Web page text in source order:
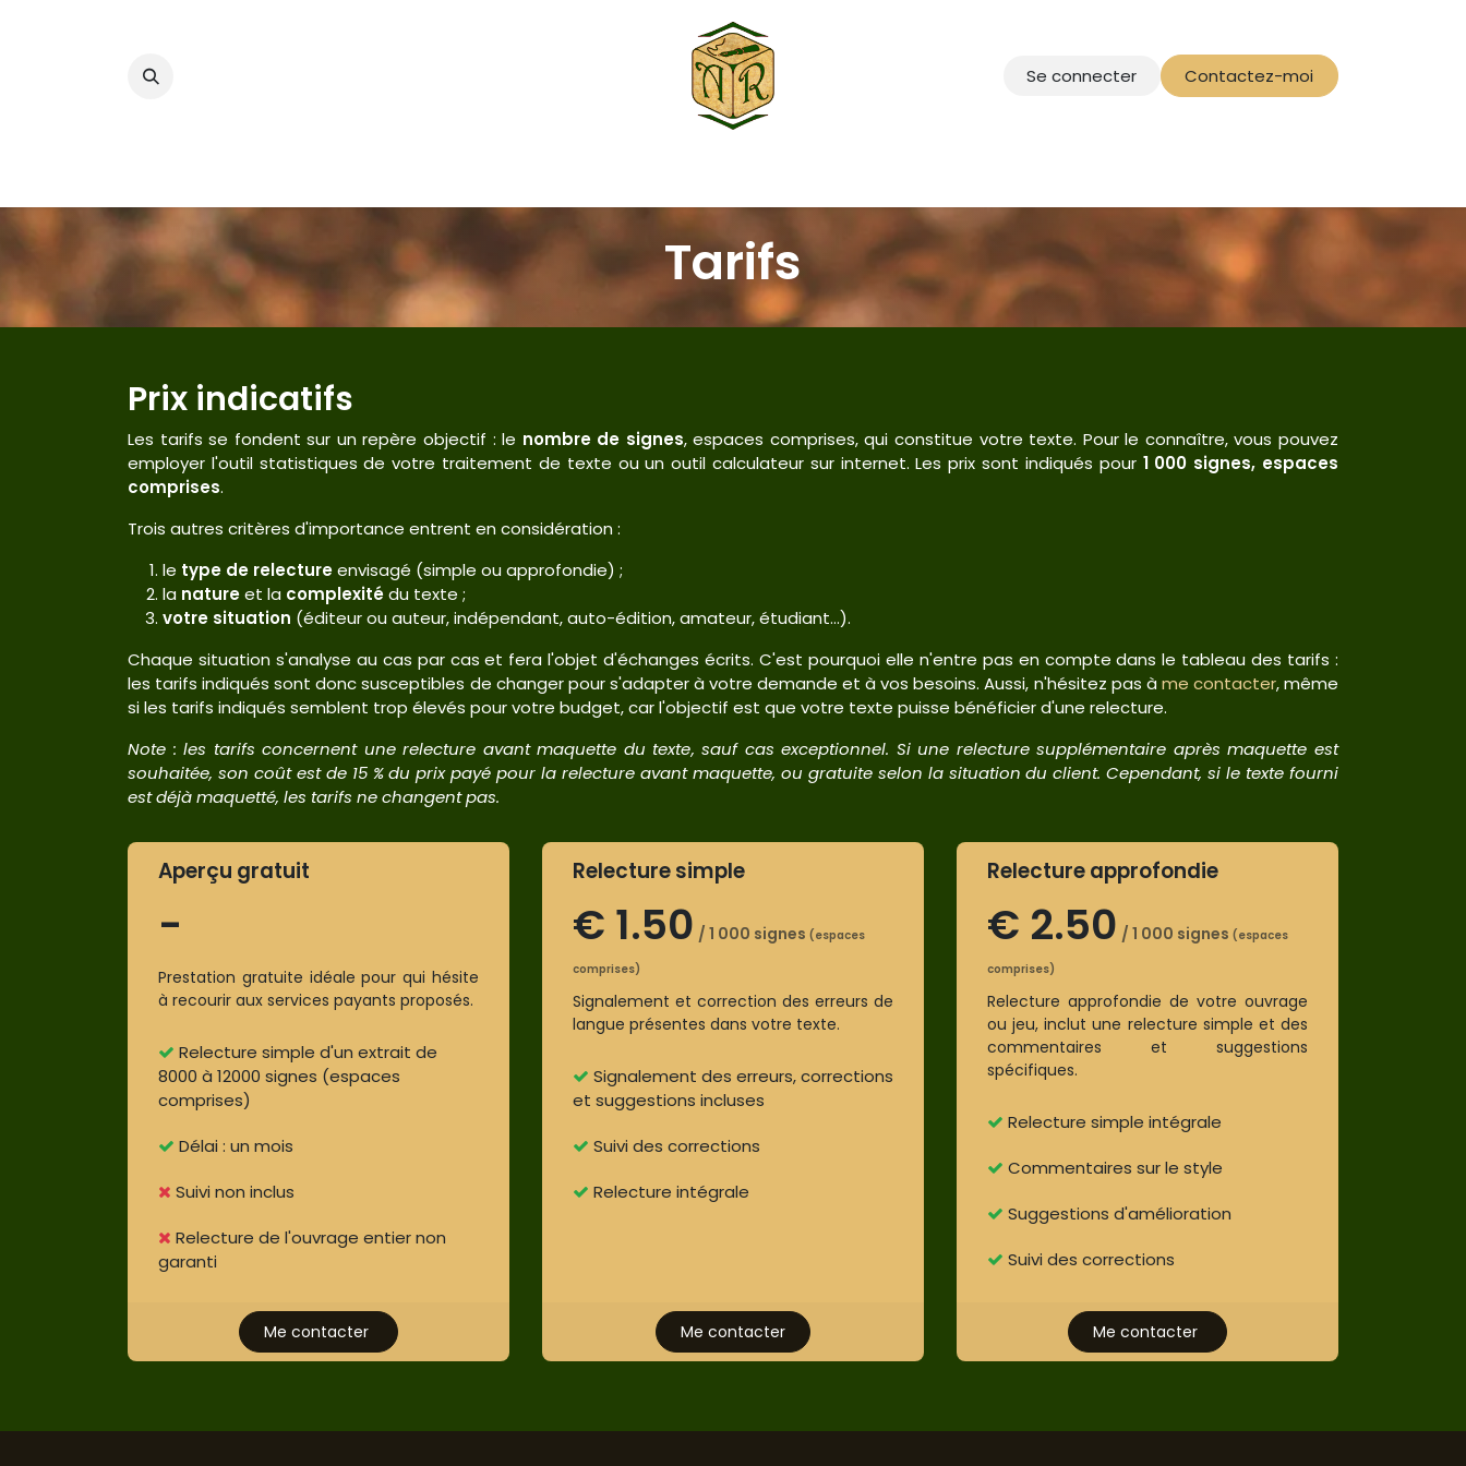
Se connecter Contactez-moi
Tarifs
Prix indicatifs
Les tarifs se fondent sur un repère objectif : le nombre de signes, espaces comprises, qui constitue votre texte. Pour le connaître, vous pouvez
employer l'outil statistiques de votre traitement de texte ou un outil calculateur sur internet. Les prix sont indiqués pour 1 000 signes, espaces
comprises.
Trois autres critères d'importance entrent en considération :
le type de relectureenvisagé (simple ou approfondie) ;
la natureet la complexitédu texte ;
votre situation (éditeur ou auteur, indépendant, auto-édition, amateur, étudiant...).
Chaque situation s'analyse au cas par cas et fera l'objet d'échanges écrits. C'est pourquoi elle n'entre pas en compte dans le tableau des tarifs :
les tarifs indiqués sont donc susceptibles de changer pour s'adapter à votre demande et à vos besoins. Aussi, n'hésitez pas àme contacter, même
si les tarifs indiqués semblent trop élevés pour votre budget, car l'objectif est que votre texte puisse bénéficier d'une relecture.
Note : les tarifs concernent une relecture avant maquette du texte, sauf cas exceptionnel. Si une relecture supplémentaire après maquette est
souhaitée, son coût est de 15 % du prix payé pour la relecture avant maquette, ou gratuite selon la situation du client. Cependant, si le texte fourni
est déjà maquetté, les tarifs ne changent pas.
Aperçu gratuit
-
Prestation gratuite idéale pour qui hésite
à recourir aux services payants proposés.
Relecture simple d'un extrait de
8000 à 12000 signes (espaces
comprises)
Délai : un mois
Suivi non inclus
Relecture de l'ouvrage entier non
garanti
​Me contacter
Relecture simple
€ 1.50 / 1 000 signes (espaces
comprises)
Signalement et correction des erreurs de
langue présentes dans votre texte.
Signalement des erreurs, corrections
et suggestions incluses
Suivi des corrections
Relecture intégrale
Me contacter​
Relecture approfondie
€ 2.50 / 1 000 signes (espaces
comprises)
Relecture approfondie de votre ouvrage
ou jeu, inclut une relecture simple et des
commentaires et suggestions
spécifiques.
Relecture simple intégrale
Commentaires sur le style
Suggestions d'amélioration
Suivi des corrections
Me contacter​